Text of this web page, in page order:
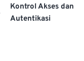
Kontrol Akses dan
Autentikasi